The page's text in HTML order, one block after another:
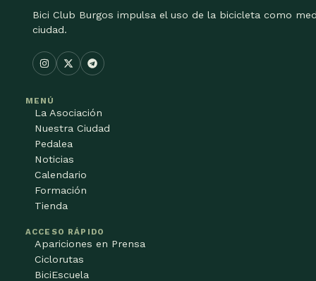
Bici Club Burgos impulsa el uso de la bicicleta como
ciudad.
MENÚ
La Asociación
Nuestra Ciudad
Pedalea
Noticias
Calendario
Formación
Tienda
ACCESO RÁPIDO
Apariciones en Prensa
Ciclorutas
BiciEscuela